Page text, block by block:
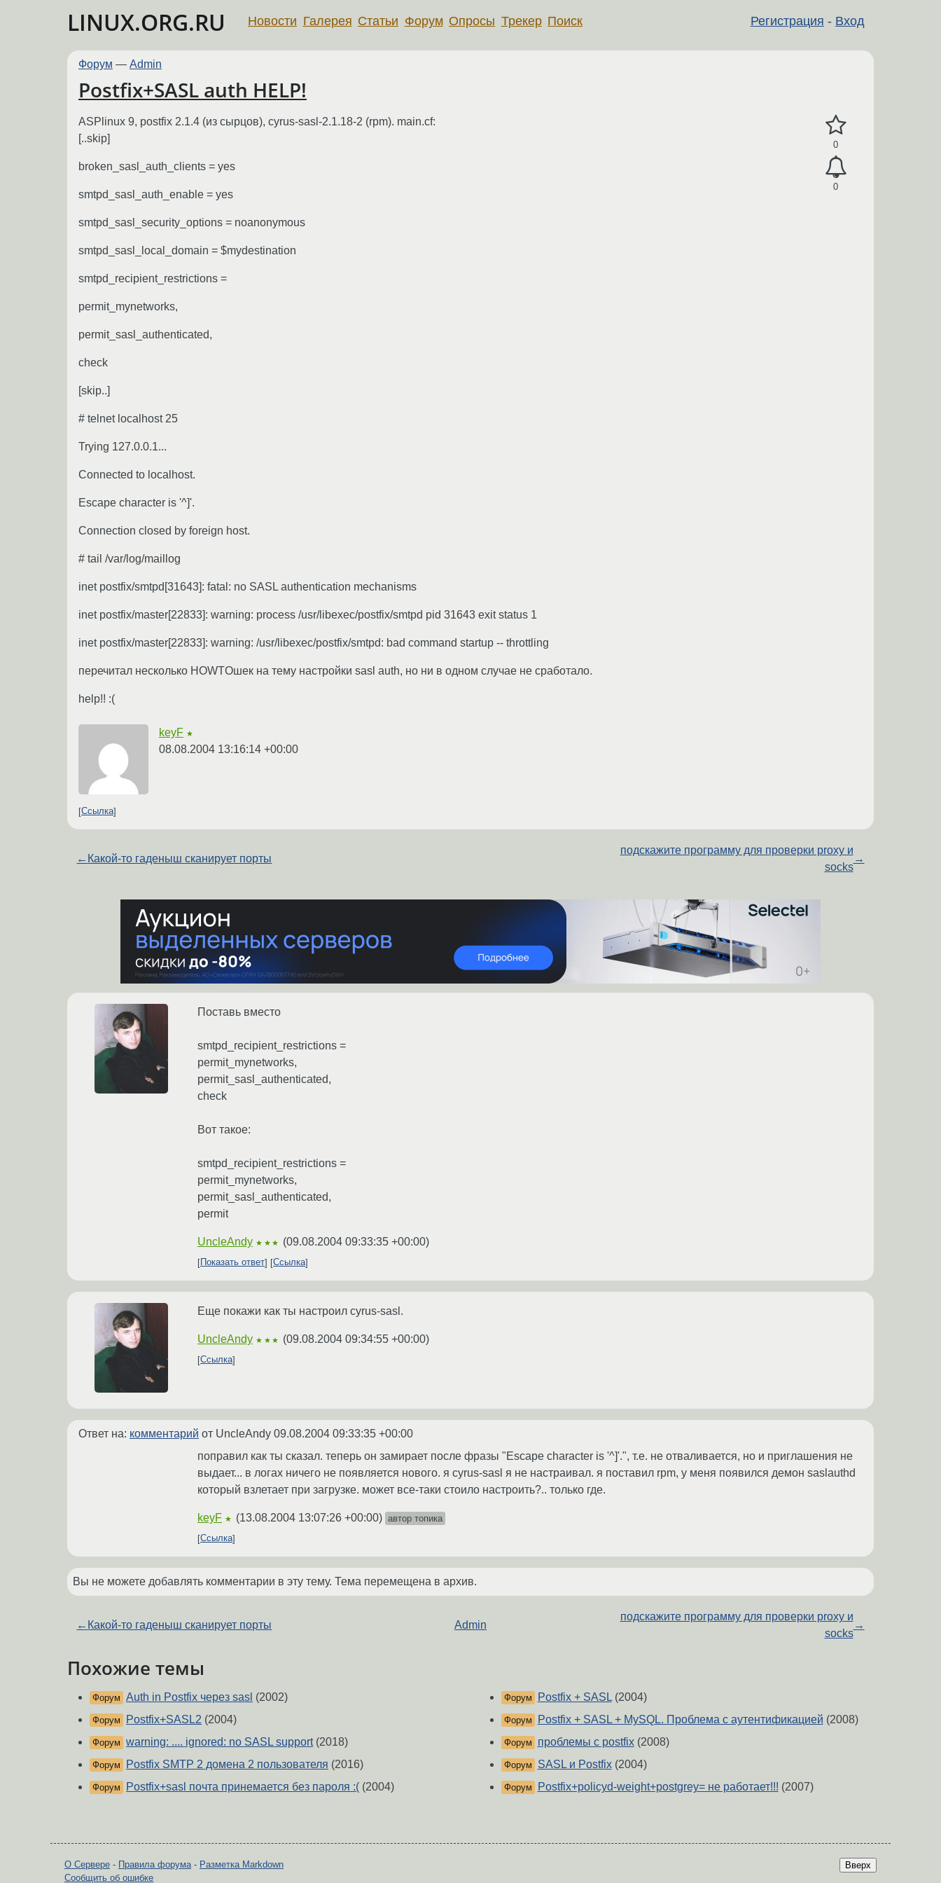
LINUX.ORG.RU Регистрация - Вход
Новости Галерея Статьи Форум Опросы Трекер Поиск
Форум — Admin
Postfix+SASL auth HELP!
0
0
ASPlinux 9, postfix 2.1.4 (из сырцов), cyrus-sasl-2.1.18-2 (rpm). main.cf:
[..skip]
broken_sasl_auth_clients = yes
smtpd_sasl_auth_enable = yes
smtpd_sasl_security_options = noanonymous
smtpd_sasl_local_domain = $mydestination
smtpd_recipient_restrictions =
permit_mynetworks,
permit_sasl_authenticated,
check
[skip..]
# telnet localhost 25
Trying 127.0.0.1...
Connected to localhost.
Escape character is '^]'.
Connection closed by foreign host.
# tail /var/log/maillog
inet postfix/smtpd[31643]: fatal: no SASL authentication mechanisms
inet postfix/master[22833]: warning: process /usr/libexec/postfix/smtpd pid 31643 exit status 1
inet postfix/master[22833]: warning: /usr/libexec/postfix/smtpd: bad command startup -- throttling
перечитал несколько HOWTOшек на тему настройки sasl auth, но ни в одном случае не сработало.
help!! :(
keyF ★
08.08.2004 13:16:14 +00:00
Ссылка
← Какой-то гаденыш сканирует порты
подскажите программу для проверки proxy и
socks
→
Поставь вместо
smtpd_recipient_restrictions =
permit_mynetworks,
permit_sasl_authenticated,
check
Вот такое:
smtpd_recipient_restrictions =
permit_mynetworks,
permit_sasl_authenticated,
permit
UncleAndy ★★★ (09.08.2004 09:33:35 +00:00)
Показать ответ Ссылка
Еще покажи как ты настроил cyrus-sasl.
UncleAndy ★★★ (09.08.2004 09:34:55 +00:00)
Ссылка
Ответ на: комментарий от UncleAndy 09.08.2004 09:33:35 +00:00
поправил как ты сказал. теперь он замирает после фразы "Escape character is '^]'.", т.е. не отваливается, но и приглашения не
выдает... в логах ничего не появляется нового. я cyrus-sasl я не настраивал. я поставил rpm, у меня появился демон saslauthd
который взлетает при загрузке. может все-таки стоило настроить?.. только где.
keyF ★ (13.08.2004 13:07:26 +00:00) автор топика
Ссылка
Вы не можете добавлять комментарии в эту тему. Тема перемещена в архив.
← Какой-то гаденыш сканирует порты Admin
подскажите программу для проверки proxy и
socks
→
Похожие темы
Форум Auth in Postfix через sasl (2002)
Форум Postfix+SASL2 (2004)
Форум warning: .... ignored: no SASL support(2018)
Форум Postfix SMTP 2 домена 2 пользователя (2016)
Форум Postfix+sasl почта принемается без пароля :( (2004)
Форум Postfix + SASL(2004)
Форум Postfix + SASL + MySQL. Проблема с аутентификацией (2008)
Форум проблемы с postfix(2008)
Форум SASL и Postfix(2004)
Форум Postfix+policyd-weight+postgrey= не работает!!! (2007)
Вверх
О Сервере - Правила форума- Разметка Markdown
Сообщить об ошибке